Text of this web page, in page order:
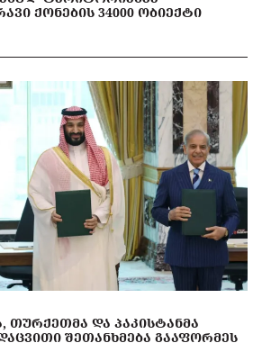
ᲥᲝᲜᲔᲑᲘᲡ 34000 ᲝᲑᲘᲔᲥᲢᲘ
ᲗᲣᲠᲥᲔᲗᲛᲐ ᲓᲐ ᲞᲐᲙᲘᲡᲢᲐᲜᲛᲐ
ᲨᲔᲗᲐᲜᲮᲛᲔᲑᲐ ᲒᲐᲐᲤᲝᲠᲛᲔᲡ